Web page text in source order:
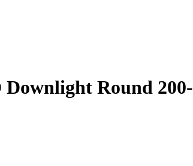
Round 200-